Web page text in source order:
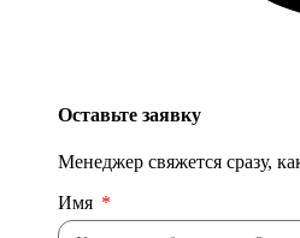
Оставьте заявку
Менеджер свяжется сразу,
Имя